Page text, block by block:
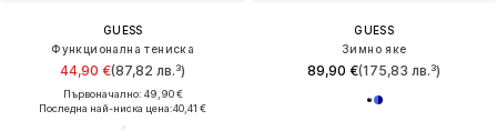
GUESS
Функционална тениска
44,90 €(87,82 лв.³)
Първоначално: 49,90 €
Последна най-ниска цена:40,41 €
GUESS
Зимно яке
89,90 €(175,83 лв.³)